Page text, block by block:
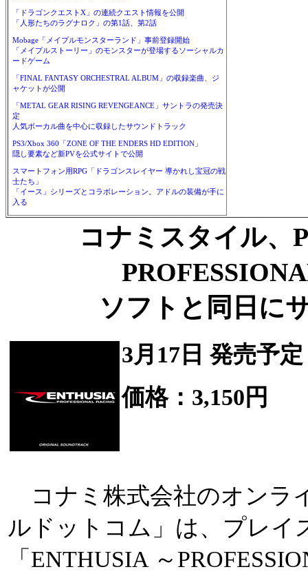
「ドラゴンクエストX」の連続クエスト情報を公開
「人形たちのラグナロク」の第1話、第2話
Mobage「メイプルモンスターランド」事前登録開始
「メイプルストーリー」のモンスターが登場するソーシャルカ
ードゲーム
「FINAL FANTASY ORCHESTRAL ALBUM」の収録楽曲、ジ
ャケットが公開
「METAL GEAR RISING REVENGEANCE」サントラの発売決
定
人気ボーカル曲を中心に収録したサウンドトラック
PS3/Xbox 360「ZONE OF THE ENDERS HD EDITION」
隠し要素など新PVを公式サイトで公開
スマートフォン用RPG「ドラゴンスレイヤー 導かれし宝冠の戦
士たち」
「イース」シリーズとコラボレーション。アドルの装備が手に
入る
コナミスタイル、
ソフトと同日に
3月17日 発売予定
価格：3,150円
コナミ株式会社のオンラ
ルドットコム」は、プレイ
「ENTHUSIA ～